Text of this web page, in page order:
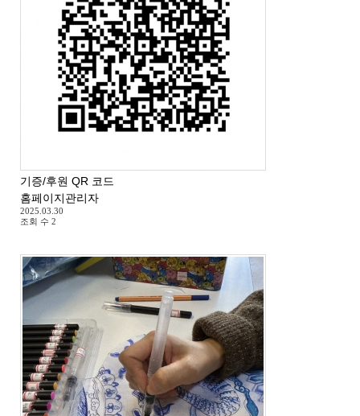
기증/후원 QR 코드
홈페이지관리자
2025.03.30
조회 수 2